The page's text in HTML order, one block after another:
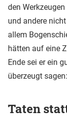
den
und andere
allem
hätten auf eine
Ende sei er ein
überzeugt
Taten